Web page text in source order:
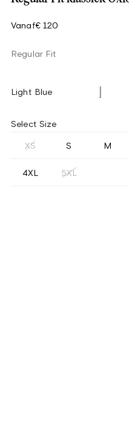
Vanaf€ 120
Regular Fit
Light Blue
Select Size
XS S M
4XL 5XL